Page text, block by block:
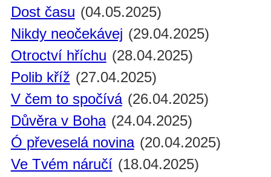
Dost času (04.05.2025)
Nikdy neočekávej (29.04.2025)
Otroctví hříchu (28.04.2025)
Polib kříž (27.04.2025)
V čem to spočívá (26.04.2025)
Důvěra v Boha (24.04.2025)
Ó převeselá novina (20.04.2025)
Ve Tvém náručí (18.04.2025)